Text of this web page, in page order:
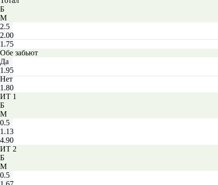
Б
М
2.5
2.00
1.75
Обе забьют
Да
1.95
Нет
1.80
ИТ 1
Б
М
0.5
1.13
4.90
ИТ 2
Б
М
0.5